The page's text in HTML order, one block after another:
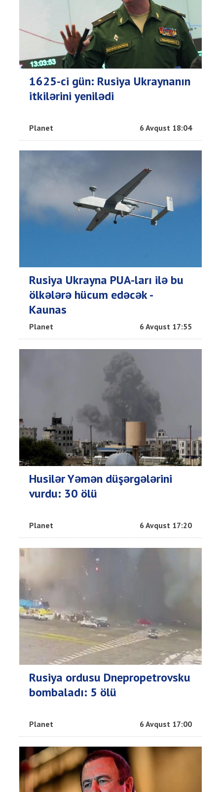
1625-ci gün: Rusiya Ukraynanın
itkilərini yenilədi
Planet 6 Avqust 18:04
Rusiya Ukrayna PUA-ları ilə bu
ölkələrə hücum edəcək -
Kaunas
Planet 6 Avqust 17:55
Husilər Yəmən düşərgələrini
vurdu: 30 ölü
Planet 6 Avqust 17:20
Rusiya ordusu Dnepropetrovsku
bombaladı: 5 ölü
Planet 6 Avqust 17:00